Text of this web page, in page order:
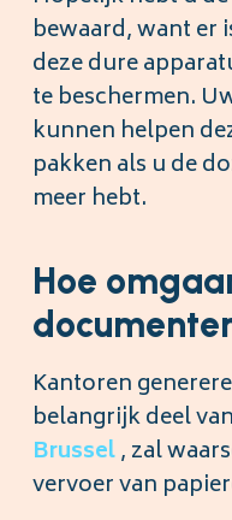
bewaard, want er
deze dure
te beschermen.
kunnen helpen
pakken als u de
meer hebt.
Hoe
Kantoren
belangrijk deel
Brussel, zal
vervoer van